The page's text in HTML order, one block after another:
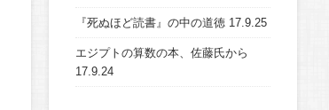
『死ぬほど読書』の中の道徳 17.9.25
エジプトの算数の本、佐藤氏から
17.9.24